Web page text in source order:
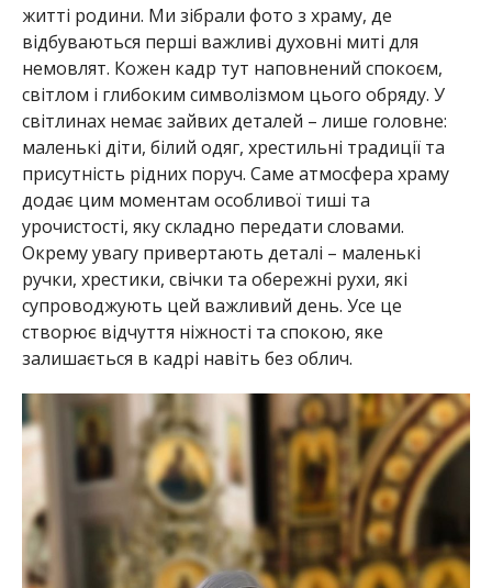
житті родини. Ми зібрали фото з храму, де
відбуваються перші важливі духовні миті для
немовлят. Кожен кадр тут наповнений спокоєм,
світлом і глибоким символізмом цього обряду. У
світлинах немає зайвих деталей – лише головне:
маленькі діти, білий одяг, хрестильні традиції та
присутність рідних поруч. Саме атмосфера храму
додає цим моментам особливої тиші та
урочистості, яку складно передати словами.
Окрему увагу привертають деталі – маленькі
ручки, хрестики, свічки та обережні рухи, які
супроводжують цей важливий день. Усе це
створює відчуття ніжності та спокою, яке
залишається в кадрі навіть без облич.